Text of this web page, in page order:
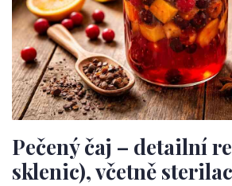
Pečený čaj – detailní
sklenic), včetně